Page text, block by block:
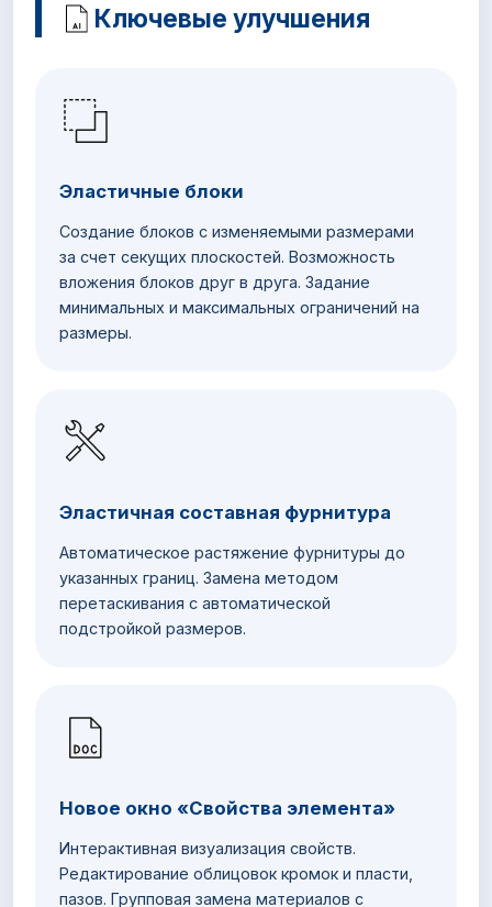
Ключевые улучшения
Эластичные блоки
Создание блоков с изменяемыми размерами
за счет секущих плоскостей. Возможность
вложения блоков друг в друга. Задание
минимальных и максимальных ограничений на
размеры.
Эластичная составная фурнитура
Автоматическое растяжение фурнитуры до
указанных границ. Замена методом
перетаскивания с автоматической
подстройкой размеров.
Новое окно «Свойства элемента»
Интерактивная визуализация свойств.
Редактирование облицовок кромок и пласти,
пазов. Групповая замена материалов с